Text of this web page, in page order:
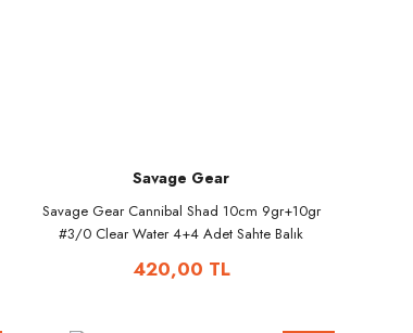
Savage Gear
Savage Gear Cannibal Shad 10cm 9gr+10gr
#3/0 Clear Water 4+4 Adet Sahte Balık
420,00 TL